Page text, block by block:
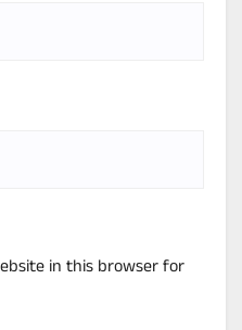
in this browser for